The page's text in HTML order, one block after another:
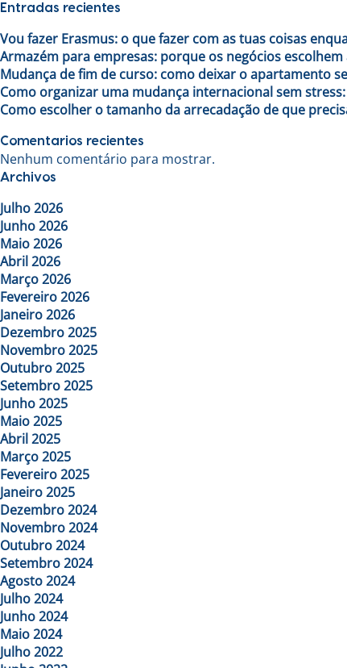
Entradas recientes
Vou fazer Erasmus: o que fazer com as tuas coisas
Armazém para empresas: porque os negócios
Mudança de fim de curso: como deixar o apartamento
Como organizar uma mudança internacional sem
Como escolher o tamanho da arrecadação de que
Comentarios recientes
Nenhum comentário para mostrar.
Archivos
Julho 2026
Junho 2026
Maio 2026
Abril 2026
Março 2026
Fevereiro 2026
Janeiro 2026
Dezembro 2025
Novembro 2025
Outubro 2025
Setembro 2025
Junho 2025
Maio 2025
Abril 2025
Março 2025
Fevereiro 2025
Janeiro 2025
Dezembro 2024
Novembro 2024
Outubro 2024
Setembro 2024
Agosto 2024
Julho 2024
Junho 2024
Maio 2024
Julho 2022